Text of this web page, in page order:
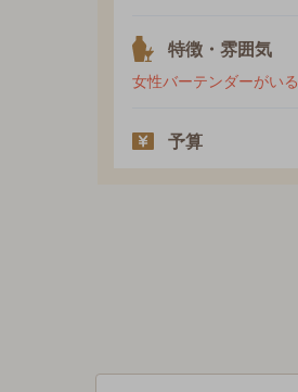
特徴・雰囲気
女性バーテンダーがいる
予算